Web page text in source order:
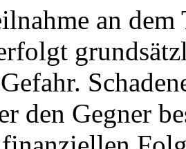
an
den Gegner